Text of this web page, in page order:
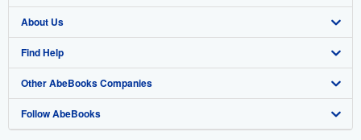
Browse Collections
My Account
My Orders
View Basket
Start Selling
Join Our Affiliate Program
Book Buyback
Refer a seller
About Us
About AbeBooks
Media
Careers
Find Help
Help
Customer Support
Other AbeBooks Companies
AbeBooks.co.uk
Follow AbeBooks